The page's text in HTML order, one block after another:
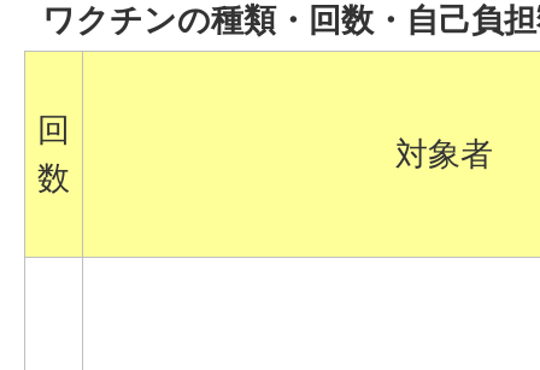
ワクチンの種類・回数・自己負
回
数
対象者